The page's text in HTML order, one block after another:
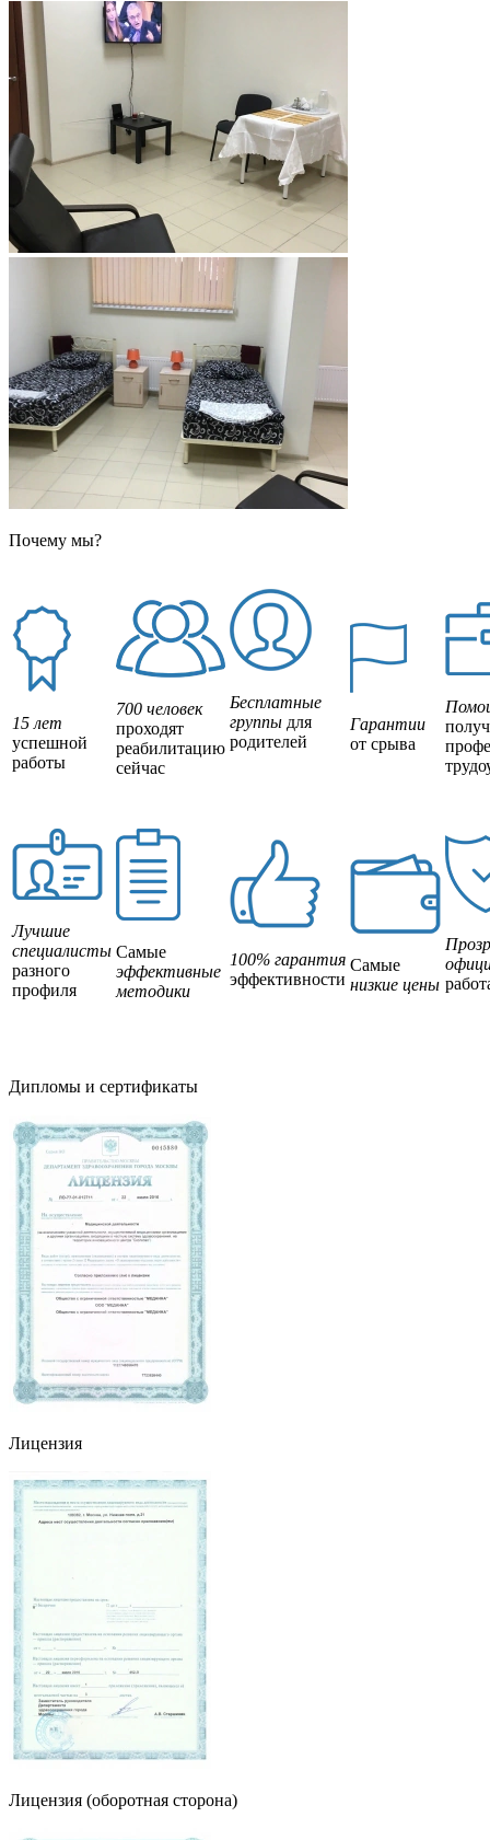
Почему мы?
15 лет
успешной
работы
700 человек
проходят
реабилитацию
сейчас
Бесплатные
группы для
родителей
Гарантии
от срыва
Лучшие
специалисты
разного
профиля
Самые
эффективные
методики
100% гарантия
эффективности
Самые
низкие цены
Дипломы и сертификаты
Лицензия
Лицензия (оборотная сторона)